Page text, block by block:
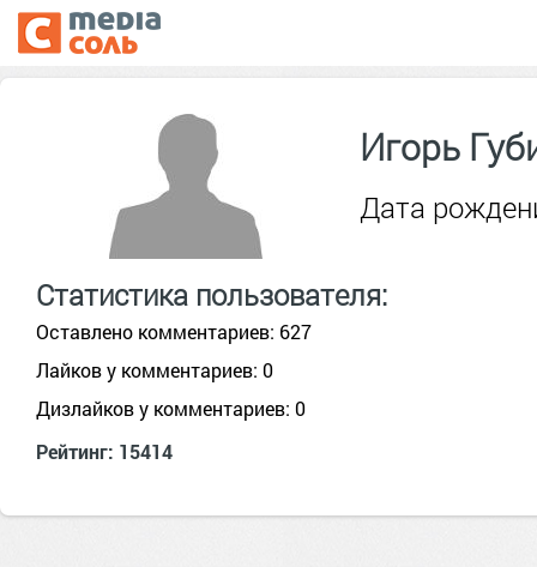
Игорь
Дата
Статистика пользователя:
Оставлено комментариев: 627
Лайков у комментариев: 0
Дизлайков у комментариев: 0
Рейтинг: 15414